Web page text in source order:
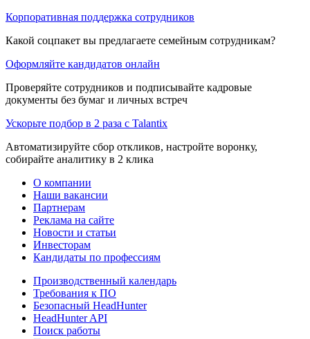
Корпоративная поддержка сотрудников
Какой соцпакет вы предлагаете семейным сотрудникам?
Оформляйте кандидатов онлайн
Проверяйте сотрудников и подписывайте кадровые
документы без бумаг и личных встреч
Ускорьте подбор в 2 раза с Talantix
Автоматизируйте сбор откликов, настройте воронку,
собирайте аналитику в 2 клика
О компании
Наши вакансии
Партнерам
Реклама на сайте
Новости и статьи
Инвесторам
Кандидаты по профессиям
Производственный календарь
Требования к ПО
Безопасный HeadHunter
HeadHunter API
Поиск работы